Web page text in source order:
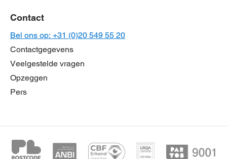
Contact
Bel ons op: +31 (0)20 549 55 20
Contactgegevens
Veelgestelde vragen
Opzeggen
Pers